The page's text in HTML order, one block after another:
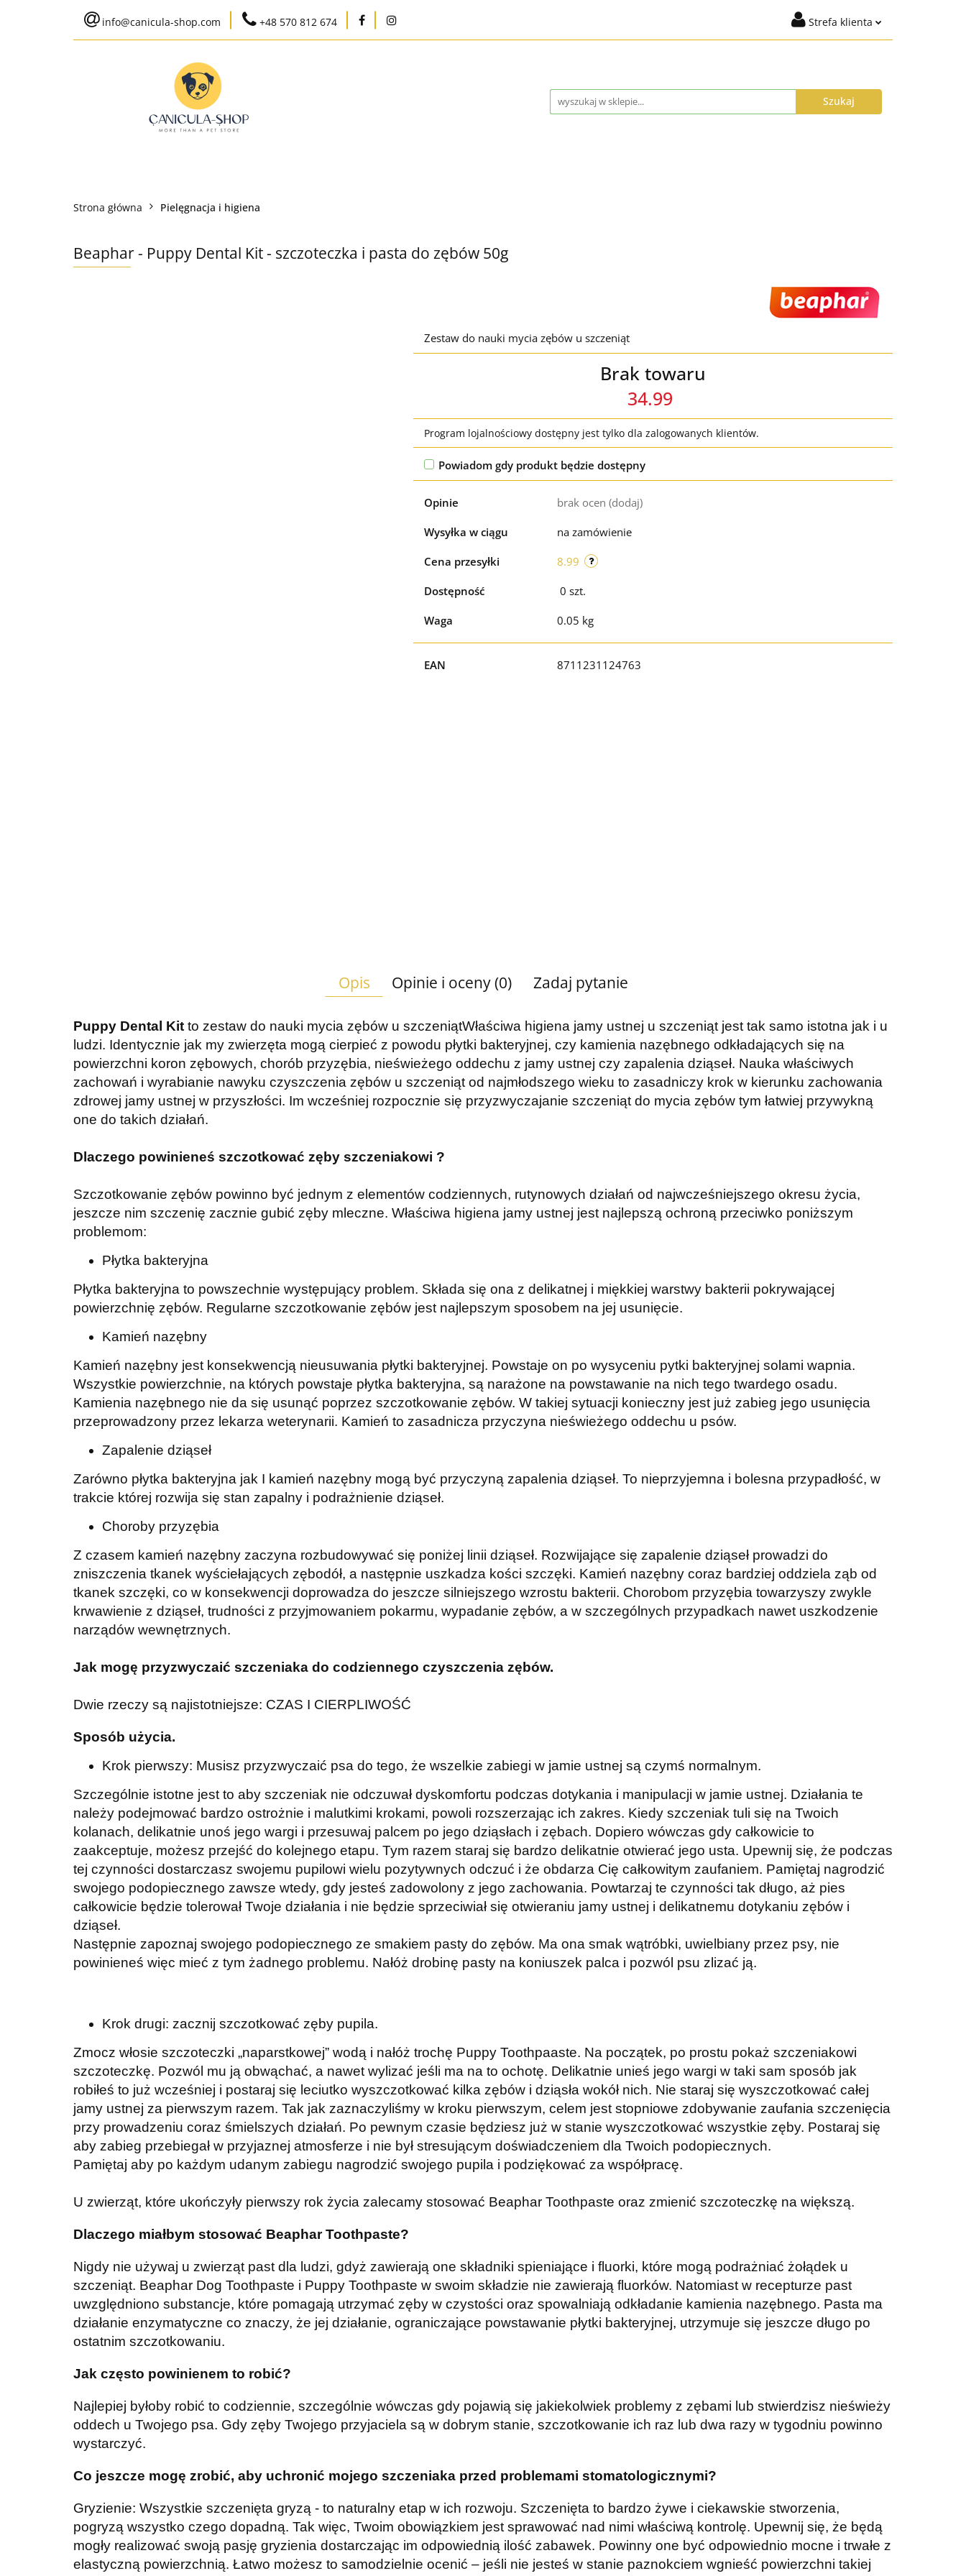
info@canicula-shop.com +48 570 812 674 Strefa klienta
Zgody cookies
Karma weterynaryjna Karma bytowa
Wysyłka do 24h
Bestsellery
Strona główna Pielęgnacja i higiena
Beaphar - Puppy Dental Kit - szczoteczka i pasta do zębów 50g
Zestaw do nauki mycia zębów u szczeniąt
Brak towaru
34.99
Program lojalnościowy dostępny jest tylko dla zalogowanych klientów.
Powiadom gdy produkt będzie dostępny
Opinie brak ocen (dodaj)
Wysyłka w ciągu na zamówienie
Cena przesyłki 8.99
Dostępność 0 szt.
Waga 0.05 kg
EAN 8711231124763
Opis Opinie i oceny (0) Zadaj pytanie
Puppy Dental Kit to zestaw do nauki mycia zębów u szczeniątWłaściwa higiena jamy ustnej u szczeniąt jest tak samo istotna jak i u
ludzi. Identycznie jak my zwierzęta mogą cierpieć z powodu płytki bakteryjnej, czy kamienia nazębnego odkładających się na
powierzchni koron zębowych, chorób przyzębia, nieświeżego oddechu z jamy ustnej czy zapalenia dziąseł. Nauka właściwych
zachowań i wyrabianie nawyku czyszczenia zębów u szczeniąt od najmłodszego wieku to zasadniczy krok w kierunku zachowania
zdrowej jamy ustnej w przyszłości. Im wcześniej rozpocznie się przyzwyczajanie szczeniąt do mycia zębów tym łatwiej przywykną
one do takich działań.
Dlaczego powinieneś szczotkować zęby szczeniakowi ?
Szczotkowanie zębów powinno być jednym z elementów codziennych, rutynowych działań od najwcześniejszego okresu życia,
jeszcze nim szczenię zacznie gubić zęby mleczne. Właściwa higiena jamy ustnej jest najlepszą ochroną przeciwko poniższym
problemom:
Płytka bakteryjna
Płytka bakteryjna to powszechnie występujący problem. Składa się ona z delikatnej i miękkiej warstwy bakterii pokrywającej
powierzchnię zębów. Regularne szczotkowanie zębów jest najlepszym sposobem na jej usunięcie.
Kamień nazębny
Kamień nazębny jest konsekwencją nieusuwania płytki bakteryjnej. Powstaje on po wysyceniu pytki bakteryjnej solami wapnia.
Wszystkie powierzchnie, na których powstaje płytka bakteryjna, są narażone na powstawanie na nich tego twardego osadu.
Kamienia nazębnego nie da się usunąć poprzez szczotkowanie zębów. W takiej sytuacji konieczny jest już zabieg jego usunięcia
przeprowadzony przez lekarza weterynarii. Kamień to zasadnicza przyczyna nieświeżego oddechu u psów.
Zapalenie dziąseł
Zarówno płytka bakteryjna jak I kamień nazębny mogą być przyczyną zapalenia dziąseł. To nieprzyjemna i bolesna przypadłość, w
trakcie której rozwija się stan zapalny i podrażnienie dziąseł.
Choroby przyzębia
Z czasem kamień nazębny zaczyna rozbudowywać się poniżej linii dziąseł. Rozwijające się zapalenie dziąseł prowadzi do
zniszczenia tkanek wyściełających zębodół, a następnie uszkadza kości szczęki. Kamień nazębny coraz bardziej oddziela ząb od
tkanek szczęki, co w konsekwencji doprowadza do jeszcze silniejszego wzrostu bakterii. Chorobom przyzębia towarzyszy zwykle
krwawienie z dziąseł, trudności z przyjmowaniem pokarmu, wypadanie zębów, a w szczególnych przypadkach nawet uszkodzenie
narządów wewnętrznych.
Jak mogę przyzwyczaić szczeniaka do codziennego czyszczenia zębów.
Dwie rzeczy są najistotniejsze: CZAS I CIERPLIWOŚĆ
Sposób użycia.
Krok pierwszy: Musisz przyzwyczaić psa do tego, że wszelkie zabiegi w jamie ustnej są czymś normalnym.
Szczególnie istotne jest to aby szczeniak nie odczuwał dyskomfortu podczas dotykania i manipulacji w jamie ustnej. Działania te
należy podejmować bardzo ostrożnie i malutkimi krokami, powoli rozszerzając ich zakres. Kiedy szczeniak tuli się na Twoich
kolanach, delikatnie unoś jego wargi i przesuwaj palcem po jego dziąsłach i zębach. Dopiero wówczas gdy całkowicie to
zaakceptuje, możesz przejść do kolejnego etapu. Tym razem staraj się bardzo delikatnie otwierać jego usta. Upewnij się, że podczas
tej czynności dostarczasz swojemu pupilowi wielu pozytywnych odczuć i że obdarza Cię całkowitym zaufaniem. Pamiętaj nagrodzić
swojego podopiecznego zawsze wtedy, gdy jesteś zadowolony z jego zachowania. Powtarzaj te czynności tak długo, aż pies
całkowicie będzie tolerował Twoje działania i nie będzie sprzeciwiał się otwieraniu jamy ustnej i delikatnemu dotykaniu zębów i
dziąseł.
Następnie zapoznaj swojego podopiecznego ze smakiem pasty do zębów. Ma ona smak wątróbki, uwielbiany przez psy, nie
powinieneś więc mieć z tym żadnego problemu. Nałóż drobinę pasty na koniuszek palca i pozwól psu zlizać ją.
Krok drugi: zacznij szczotkować zęby pupila.
Zmocz włosie szczoteczki „naparstkowej” wodą i nałóż trochę Puppy Toothpaaste. Na początek, po prostu pokaż szczeniakowi
szczoteczkę. Pozwól mu ją obwąchać, a nawet wylizać jeśli ma na to ochotę. Delikatnie unieś jego wargi w taki sam sposób jak
robiłeś to już wcześniej i postaraj się leciutko wyszczotkować kilka zębów i dziąsła wokół nich. Nie staraj się wyszczotkować całej
jamy ustnej za pierwszym razem. Tak jak zaznaczyliśmy w kroku pierwszym, celem jest stopniowe zdobywanie zaufania szczenięcia
przy prowadzeniu coraz śmielszych działań. Po pewnym czasie będziesz już w stanie wyszczotkować wszystkie zęby. Postaraj się
aby zabieg przebiegał w przyjaznej atmosferze i nie był stresującym doświadczeniem dla Twoich podopiecznych.
Pamiętaj aby po każdym udanym zabiegu nagrodzić swojego pupila i podziękować za współpracę.
U zwierząt, które ukończyły pierwszy rok życia zalecamy stosować Beaphar Toothpaste oraz zmienić szczoteczkę na większą.
Dlaczego miałbym stosować Beaphar Toothpaste?
Nigdy nie używaj u zwierząt past dla ludzi, gdyż zawierają one składniki spieniające i fluorki, które mogą podrażniać żołądek u
szczeniąt. Beaphar Dog Toothpaste i Puppy Toothpaste w swoim składzie nie zawierają fluorków. Natomiast w recepturze past
uwzględniono substancje, które pomagają utrzymać zęby w czystości oraz spowalniają odkładanie kamienia nazębnego. Pasta ma
działanie enzymatyczne co znaczy, że jej działanie, ograniczające powstawanie płytki bakteryjnej, utrzymuje się jeszcze długo po
ostatnim szczotkowaniu.
Jak często powinienem to robić?
Najlepiej byłoby robić to codziennie, szczególnie wówczas gdy pojawią się jakiekolwiek problemy z zębami lub stwierdzisz nieświeży
oddech u Twojego psa. Gdy zęby Twojego przyjaciela są w dobrym stanie, szczotkowanie ich raz lub dwa razy w tygodniu powinno
wystarczyć.
Co jeszcze mogę zrobić, aby uchronić mojego szczeniaka przed problemami stomatologicznymi?
Gryzienie: Wszystkie szczenięta gryzą - to naturalny etap w ich rozwoju. Szczenięta to bardzo żywe i ciekawskie stworzenia,
pogryzą wszystko czego dopadną. Tak więc, Twoim obowiązkiem jest sprawować nad nimi właściwą kontrolę. Upewnij się, że będą
mogły realizować swoją pasję gryzienia dostarczając im odpowiednią ilość zabawek. Powinny one być odpowiednio mocne i trwałe z
elastyczną powierzchnią. Łatwo możesz to samodzielnie ocenić – jeśli nie jesteś w stanie paznokciem wgnieść powierzchni takiej